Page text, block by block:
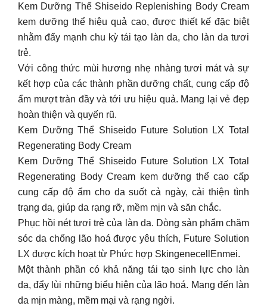
Kem Dưỡng Thể Shiseido Replenishing Body Cream
kem dưỡng thể hiệu quả cao, được thiết kế đặc biệt
nhằm đẩy mạnh chu kỳ tái tạo làn da, cho làn da tươi
trẻ.
Với công thức mùi hương nhẹ nhàng tươi mát và sự
kết hợp của các thành phần dưỡng chất, cung cấp độ
ẩm mượt tràn đầy và tới ưu hiệu quả. Mang lại vẻ đẹp
hoàn thiện và quyến rũ.
Kem Dưỡng Thể Shiseido Future Solution LX Total
Regenerating Body Cream
Kem Dưỡng Thể Shiseido Future Solution LX Total
Regenerating Body Cream kem dưỡng thể cao cấp
cung cấp độ ẩm cho da suốt cả ngày, cải thiện tình
trạng da, giúp da rạng rỡ, mềm mịn và săn chắc.
Phục hồi nét tươi trẻ của làn da. Dòng sản phẩm chăm
sóc da chống lão hoá được yêu thích, Future Solution
LX được kích hoạt từ Phức hợp SkingenecellEnmei.
Một thành phần có khả năng tái tạo sinh lực cho làn
da, đẩy lùi những biểu hiện của lão hoá. Mang đến làn
da mịn màng, mềm mại và rạng ngời.